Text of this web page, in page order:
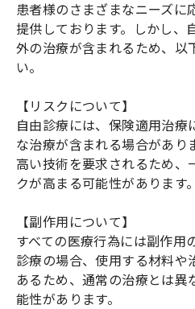
患者様のさまざまなニーズに
提供しております。しかし、
外の治療が含まれるため、以
い。
【リスクについて】
自由診療には、保険適用治療
な治療が含まれる場合があり
高い技術を要求されるため、
クが高まる可能性があります。
【副作用について】
すべての医療行為には副作用
診療の場合、使用する材料や
あるため、通常の治療とは
能性があります。